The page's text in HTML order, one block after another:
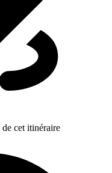
de cet itinéraire